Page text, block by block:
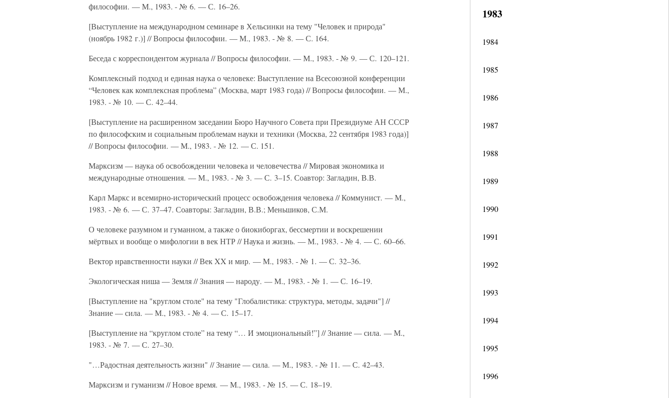
1983
1984
1985
1986
1987
1988
1989
1990
1991
1992
1993
1994
1995
1996
философии. — М., 1983. - № 6. — С. 16–26.
[Выступление на международном семинаре в Хельсинки на тему "Человек и природа"
(ноябрь 1982 г.)] // Вопросы философии. — М., 1983. - № 8. — С. 164.
Беседа с корреспондентом журнала // Вопросы философии. — М., 1983. - № 9. — С. 120–121.
Комплексный подход и единая наука о человеке: Выступление на Всесоюзной конференции
“Человек как комплексная проблема” (Москва, март 1983 года) // Вопросы философии. — М.,
1983. - № 10. — С. 42–44.
[Выступление на расширенном заседании Бюро Научного Совета при Президиуме АН СССР
по философским и социальным проблемам науки и техники (Москва, 22 сентября 1983 года)]
// Вопросы философии. — М., 1983. - № 12. — С. 151.
Марксизм — наука об освобождении человека и человечества // Мировая экономика и
международные отношения. — М., 1983. - № 3. — С. 3–15. Соавтор: Загладин, В.В.
Карл Маркс и всемирно-исторический процесс освобождения человека // Коммунист. — М.,
1983. - № 6. — С. 37–47. Соавторы: Загладин, В.В.; Меньшиков, С.М.
О человеке разумном и гуманном, а также о биокиборгах, бессмертии и воскрешении
мёртвых и вообще о мифологии в век НТР // Наука и жизнь. — М., 1983. - № 4. — С. 60–66.
Вектор нравственности науки // Век XX и мир. — М., 1983. - № 1. — С. 32–36.
Экологическая ниша — Земля // Знания — народу. — М., 1983. - № 1. — С. 16–19.
[Выступление на "круглом столе" на тему "Глобалистика: структура, методы, задачи"] //
Знание — сила. — М., 1983. - № 4. — С. 15–17.
[Выступление на “круглом столе” на тему “… И эмоциональный!”] // Знание — сила. — М.,
1983. - № 7. — С. 27–30.
"…Радостная деятельность жизни" // Знание — сила. — М., 1983. - № 11. — С. 42–43.
Марксизм и гуманизм // Новое время. — М., 1983. - № 15. — С. 18–19.